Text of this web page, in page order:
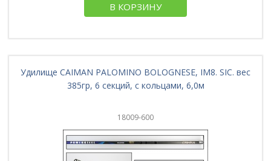
В КОРЗИНУ
Удилище CAIMAN PALOMINO BOLOGNESE, IM8. SIC. вес
385гр, 6 секций, с кольцами, 6,0м
18009-600